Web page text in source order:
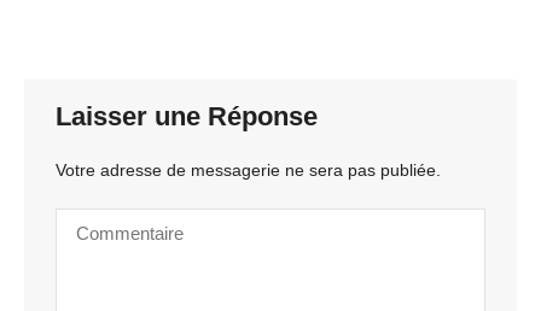
Laisser une Réponse
Votre adresse de messagerie ne sera pas publiée.